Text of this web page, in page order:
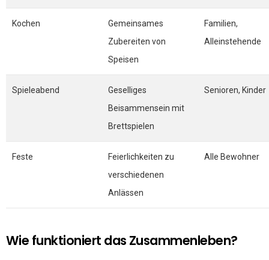
Kochen
Gemeinsames
Zubereiten von
Speisen
Familien,
Alleinstehende
Spieleabend
Geselliges
Beisammensein mit
Brettspielen
Senioren, Kinder
Feste
Feierlichkeiten zu
verschiedenen
Anlässen
Alle Bewohner
Wie funktioniert das Zusammenleben?